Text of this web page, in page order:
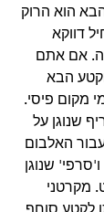
הוא הרוק
דווקא
אם אתם
הבא
מקום פיסי.
שנוגן על
האלבום
שנוגן
מקרטני
לקטע סוחף